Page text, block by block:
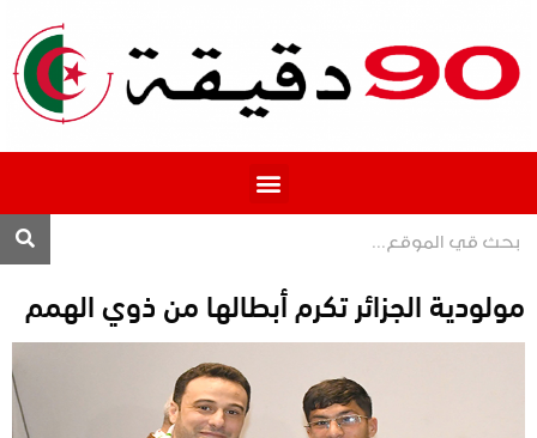
مولودية الجزائر تكرم أبطالها من ذوي الهمم